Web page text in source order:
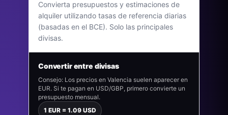
Convierta presupuestos y estimaciones de
alquiler utilizando tasas de referencia diarias
(basadas en el BCE). Solo las principales
divisas.
Convertir entre divisas
Consejo: Los precios en Valencia suelen aparecer en
EUR. Si te pagan en USD/GBP, primero convierte un
presupuesto mensual.
1 EUR = 1.09 USD